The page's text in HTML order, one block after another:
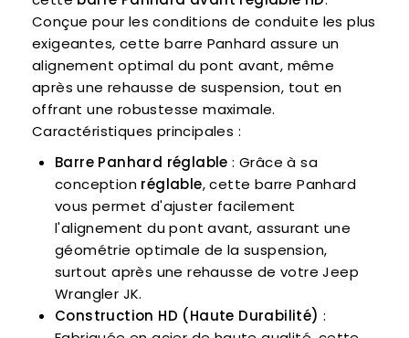
Conçue pour les conditions de conduite les plus
exigeantes, cette barre Panhard assure un
alignement optimal du pont avant, même
après une rehausse de suspension, tout en
offrant une robustesse maximale.
Caractéristiques principales :
Barre Panhard réglable : Grâce à sa
conception réglable, cette barre Panhard
vous permet d'ajuster facilement
l'alignement du pont avant, assurant une
géométrie optimale de la suspension,
surtout après une rehausse de votre Jeep
Wrangler JK.
Construction HD (Haute Durabilité) :